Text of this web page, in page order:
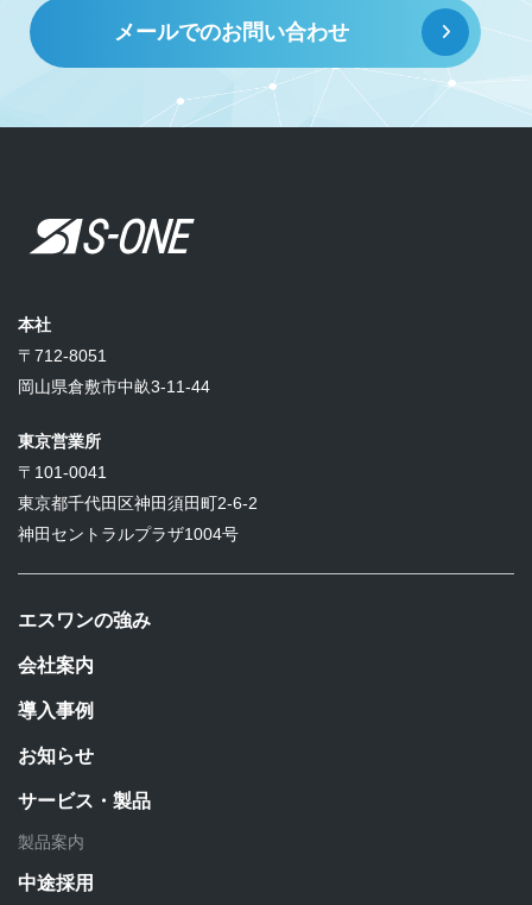
メールでのお問い合わせ
本社
〒712-8051
岡山県倉敷市中畝3-11-44
東京営業所
〒101-0041
東京都千代田区神田須田町2-6-2
神田セントラルプラザ1004号
エスワンの強み
会社案内
導入事例
お知らせ
サービス・製品
製品案内
中途採用